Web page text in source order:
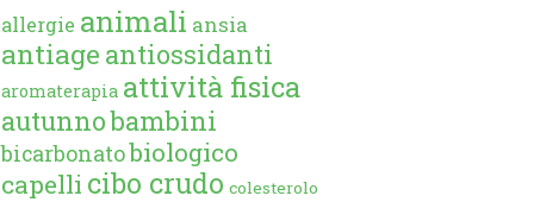
allergie animali ansia
antiage antiossidanti
aromaterapia attività fisica
autunnobambini
bicarbonatobiologico
capelli cibo crudo colesterolo